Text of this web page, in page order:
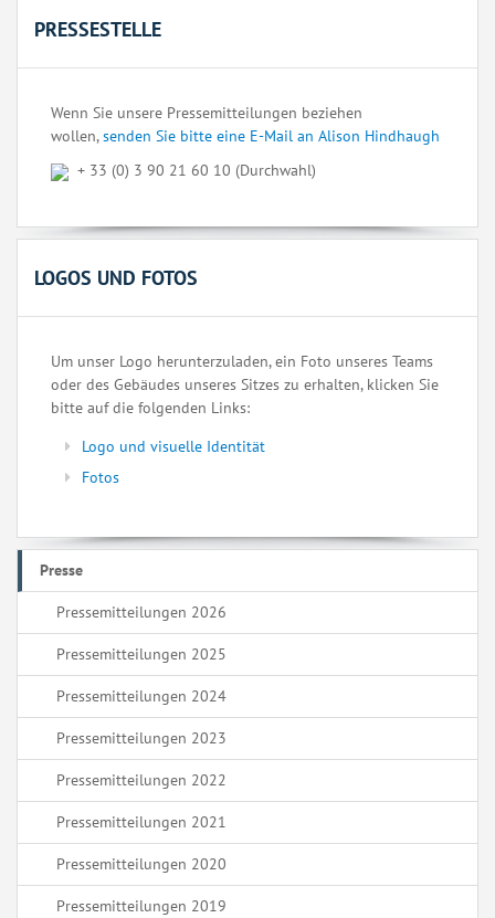
PRESSESTELLE
Wenn Sie unsere Pressemitteilungen beziehen
wollen,senden Sie bitte eine E-Mail an Alison Hindhaugh
+ 33 (0) 3 90 21 60 10 (Durchwahl)
LOGOS UND FOTOS
Um unser Logo herunterzuladen, ein Foto unseres Teams
oder des Gebäudes unseres Sitzes zu erhalten, klicken Sie
bitte auf die folgenden Links:
Logo und visuelle Identität
Fotos
Presse
Pressemitteilungen 2026
Pressemitteilungen 2025
Pressemitteilungen 2024
Pressemitteilungen 2023
Pressemitteilungen 2022
Pressemitteilungen 2021
Pressemitteilungen 2020
Pressemitteilungen 2019